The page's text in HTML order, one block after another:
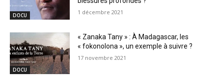
DOCU 1 décembre 2021
DOCU
« Zanaka Tany » : À Madagascar, les
« fokonolona », un exemple à suivre ?
17 novembre 2021